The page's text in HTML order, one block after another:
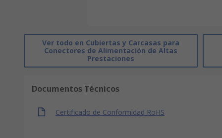
Ver todo en Cubiertas y Carcasas para
Conectores de Alimentación de Altas
Prestaciones
Documentos Técnicos
Certificado de Conformidad RoHS